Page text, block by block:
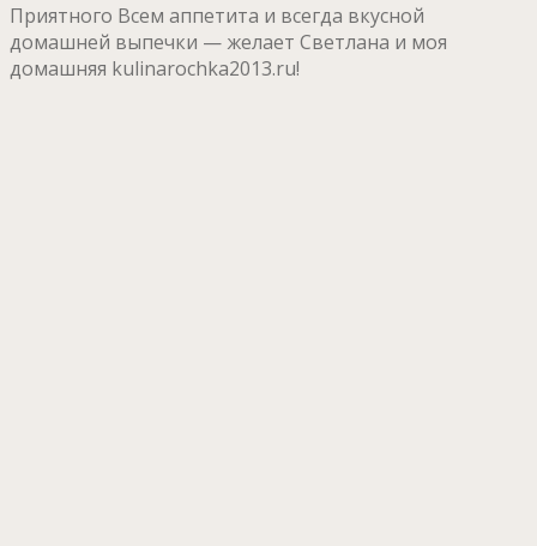
Приятного Всем аппетита и всегда вкусной
домашней выпечки — желает Светлана и моя
домашняя kulinarochka2013.ru!